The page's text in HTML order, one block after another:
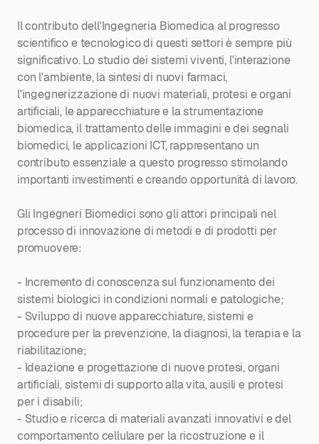
Il contributo dell'Ingegneria Biomedica al progresso
scientifico e tecnologico di questi settori è sempre più
significativo. Lo studio dei sistemi viventi, l'interazione
con l'ambiente, la sintesi di nuovi farmaci,
l'ingegnerizzazione di nuovi materiali, protesi e organi
artificiali, le apparecchiature e la strumentazione
biomedica, il trattamento delle immagini e dei segnali
biomedici, le applicazioni ICT, rappresentano un
contributo essenziale a questo progresso stimolando
importanti investimenti e creando opportunità di lavoro.
Gli Ingegneri Biomedici sono gli attori principali nel
processo di innovazione di metodi e di prodotti per
promuovere:
- Incremento di conoscenza sul funzionamento dei
sistemi biologici in condizioni normali e patologiche;
- Sviluppo di nuove apparecchiature, sistemi e
procedure per la prevenzione, la diagnosi, la terapia e la
riabilitazione;
- Ideazione e progettazione di nuove protesi, organi
artificiali, sistemi di supporto alla vita, ausili e protesi
per i disabili;
- Studio e ricerca di materiali avanzati innovativi e del
comportamento cellulare per la ricostruzione e il